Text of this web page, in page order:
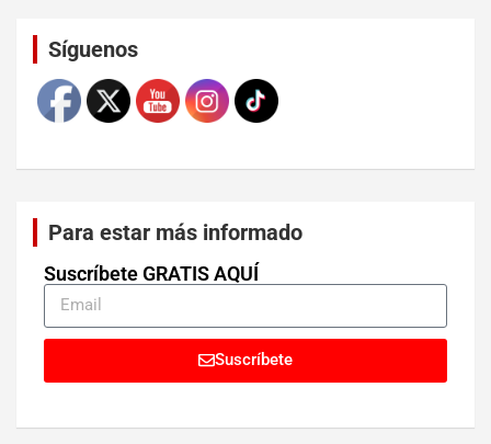
Síguenos
Para estar más informado
Suscríbete GRATIS AQUÍ
Suscríbete